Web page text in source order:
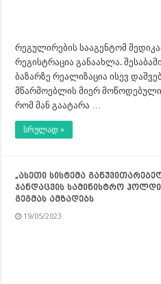
რეგულირების სააგენტომ
რეგისტრაცია განაახლა.
ბაზარზე რეალიზაცია ისევ
მწარმოებლის მიერ მოწოდებული
რომ მან გაატარა …
სრულად »
„ასეთი სისტემა
ჯანდაცვის სამინისტრო
გეგმას ამზადებს
19/05/2023